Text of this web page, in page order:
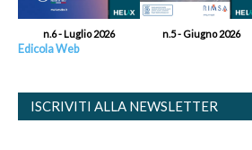
n.6 - Luglio 2026 n.5 - Giugno 2026
Edicola Web
ISCRIVITI ALLA NEWSLETTER